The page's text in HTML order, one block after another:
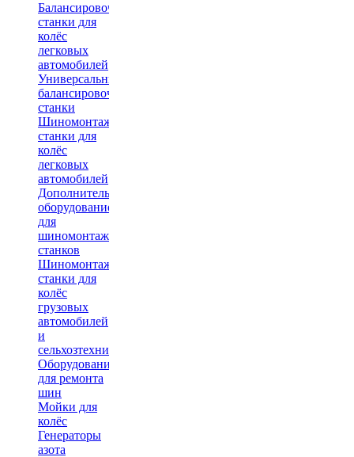
Балансировочные
станки для
колёс
легковых
автомобилей
Универсальные
балансировочные
станки
Шиномонтажные
станки для
колёс
легковых
автомобилей
Дополнительное
оборудование
для
шиномонтажных
станков
Шиномонтажные
станки для
колёс
грузовых
автомобилей
и
сельхозтехники
Оборудование
для ремонта
шин
Мойки для
колёс
Генераторы
азота